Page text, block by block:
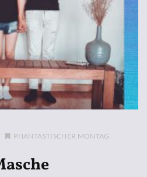
PHANTASTISCHER MONTAG